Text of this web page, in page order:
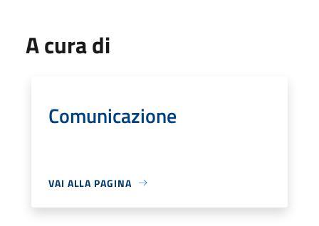
A cura di
Comunicazione
VAI ALLA PAGINA